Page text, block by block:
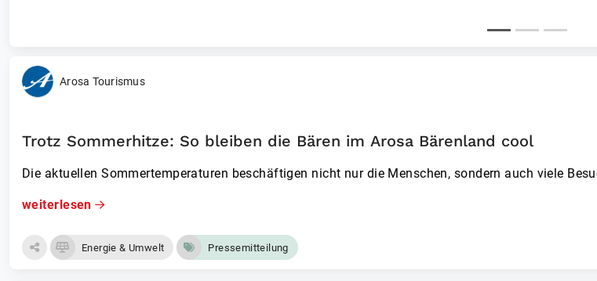
Arosa Tourismus
Trotz Sommerhitze: So bleiben die Bären im Arosa Bärenland cool
Die aktuellen Sommertemperaturen beschäftigen nicht nur die Menschen, sondern auch viele
weiterlesen
Energie & Umwelt Pressemitteilung